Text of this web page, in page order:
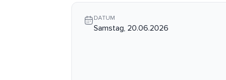
DATUM
Samstag, 20.06.2026